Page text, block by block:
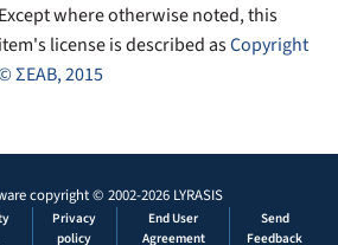
Except where otherwise noted, this
item's license is described asCopyright
ΣΕΑΒ, 2015
copyright © 2002-2026 LYRASIS
Privacy
policy
End User
Agreement
Send
Feedback